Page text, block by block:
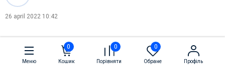
26 april 2022 10:42
DIAMINE Royal Blue - Вимогливе чорнило
Купив DIAMINE Royal Blue, оскільки цей відтінок мені сподобався
Меню
0
Кошик
0
Порівняти
0
Обране Профіль